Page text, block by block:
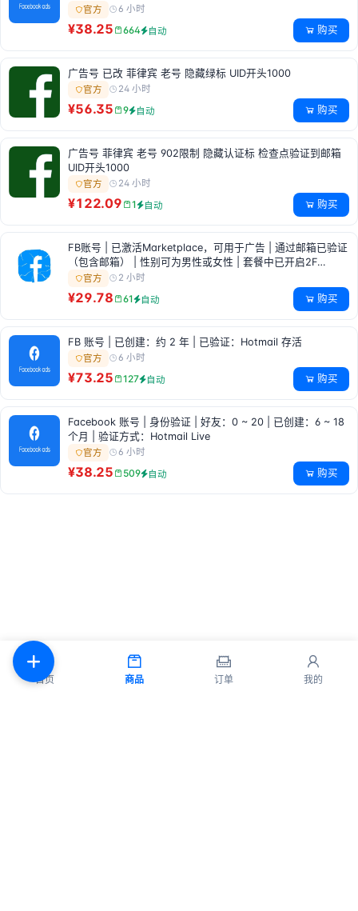
官方 6 小时
¥38.25 664 自动 购买
广告号 已改 菲律宾 老号 隐藏绿标 UID开头1000
官方 24 小时
¥56.35 9 自动 购买
广告号 菲律宾 老号 902限制 隐藏认证标 检查点验证到邮箱
UID开头1000
官方 24 小时
¥122.09 1 自动 购买
FB账号 | 已激活Marketplace，可用于广告 | 通过邮箱已验证
（包含邮箱） | 性别可为男性或女性 | 套餐中已开启2F…
官方 2 小时
¥29.78 61 自动 购买
FB 账号 | 已创建：约 2 年 | 已验证：Hotmail 存活
官方 6 小时
¥73.25 127 自动 购买
Facebook 账号 | 身份验证 | 好友：0 ~ 20 | 已创建：6 ~ 18
个月 | 验证方式：Hotmail Live
官方 6 小时
¥38.25 509 自动 购买
首页 商品 订单 我的